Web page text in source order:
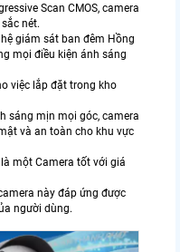
Scan CMOS, camera
nét.
giám sát ban đêm Hồng
mọi điều kiện ánh sáng
việc lắp đặt trong kho
sáng mịn mọi góc, camera
và an toàn cho khu vực
một Camera tốt với giá
này đáp ứng được
người dùng.